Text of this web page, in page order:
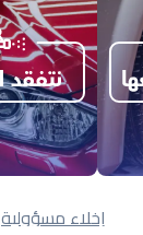
إخلاء مسؤولية